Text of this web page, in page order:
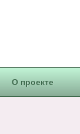
О проекте